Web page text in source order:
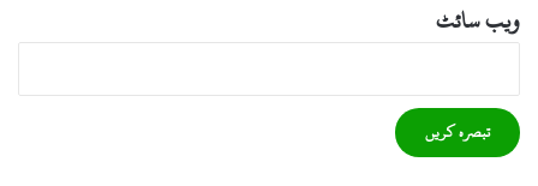
ویب‌ سائٹ